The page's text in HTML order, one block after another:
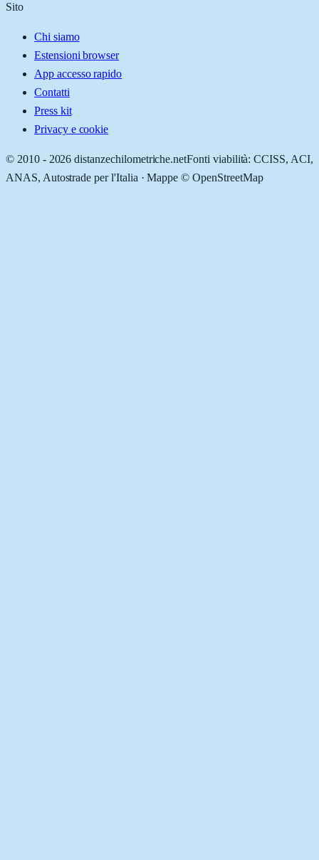
Sito
Chi siamo
Estensioni browser
App accesso rapido
Contatti
Press kit
Privacy e cookie
© 2010 - 2026 distanzechilometriche.netFonti viabilità: CCISS, ACI,
ANAS, Autostrade per l'Italia · Mappe © OpenStreetMap